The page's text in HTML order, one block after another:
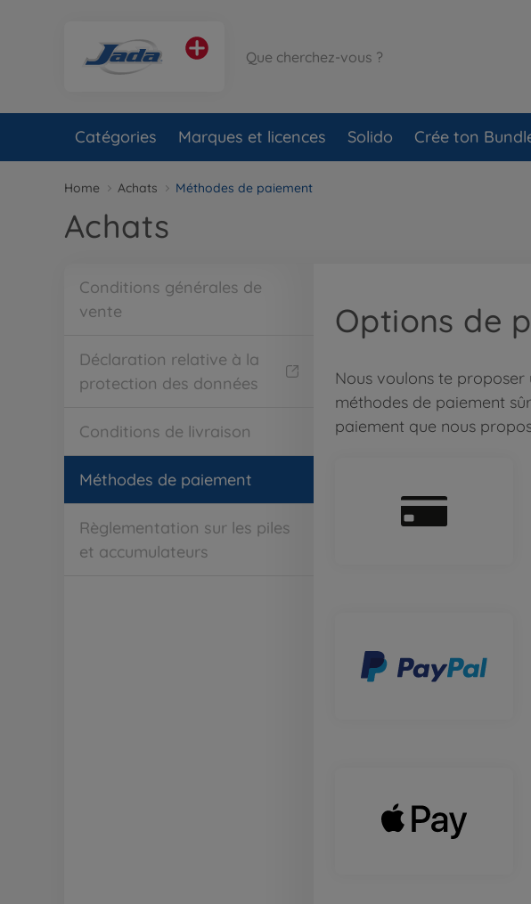
Catégories Marques et licences Solido Crée ton
Home Achats Méthodes de paiement
Achats
Conditions générales de
vente
Déclaration relative à la
protection des données
Conditions de livraison
Méthodes de paiement
Règlementation sur les piles
et accumulateurs
Options de
Nous voulons te
méthodes de paiement
paiement que nous